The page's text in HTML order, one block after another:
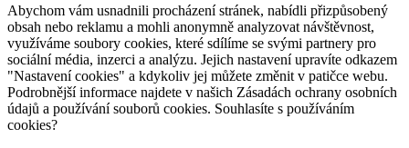
Abychom vám usnadnili procházení stránek, nabídli přizpůsobený
obsah nebo reklamu a mohli anonymně analyzovat návštěvnost,
využíváme soubory cookies, které sdílíme se svými partnery pro
sociální média, inzerci a analýzu. Jejich nastavení upravíte odkazem
"Nastavení cookies" a kdykoliv jej můžete změnit v patičce webu.
Podrobnější informace najdete v našich Zásadách ochrany osobních
údajů a používání souborů cookies. Souhlasíte s používáním
cookies?